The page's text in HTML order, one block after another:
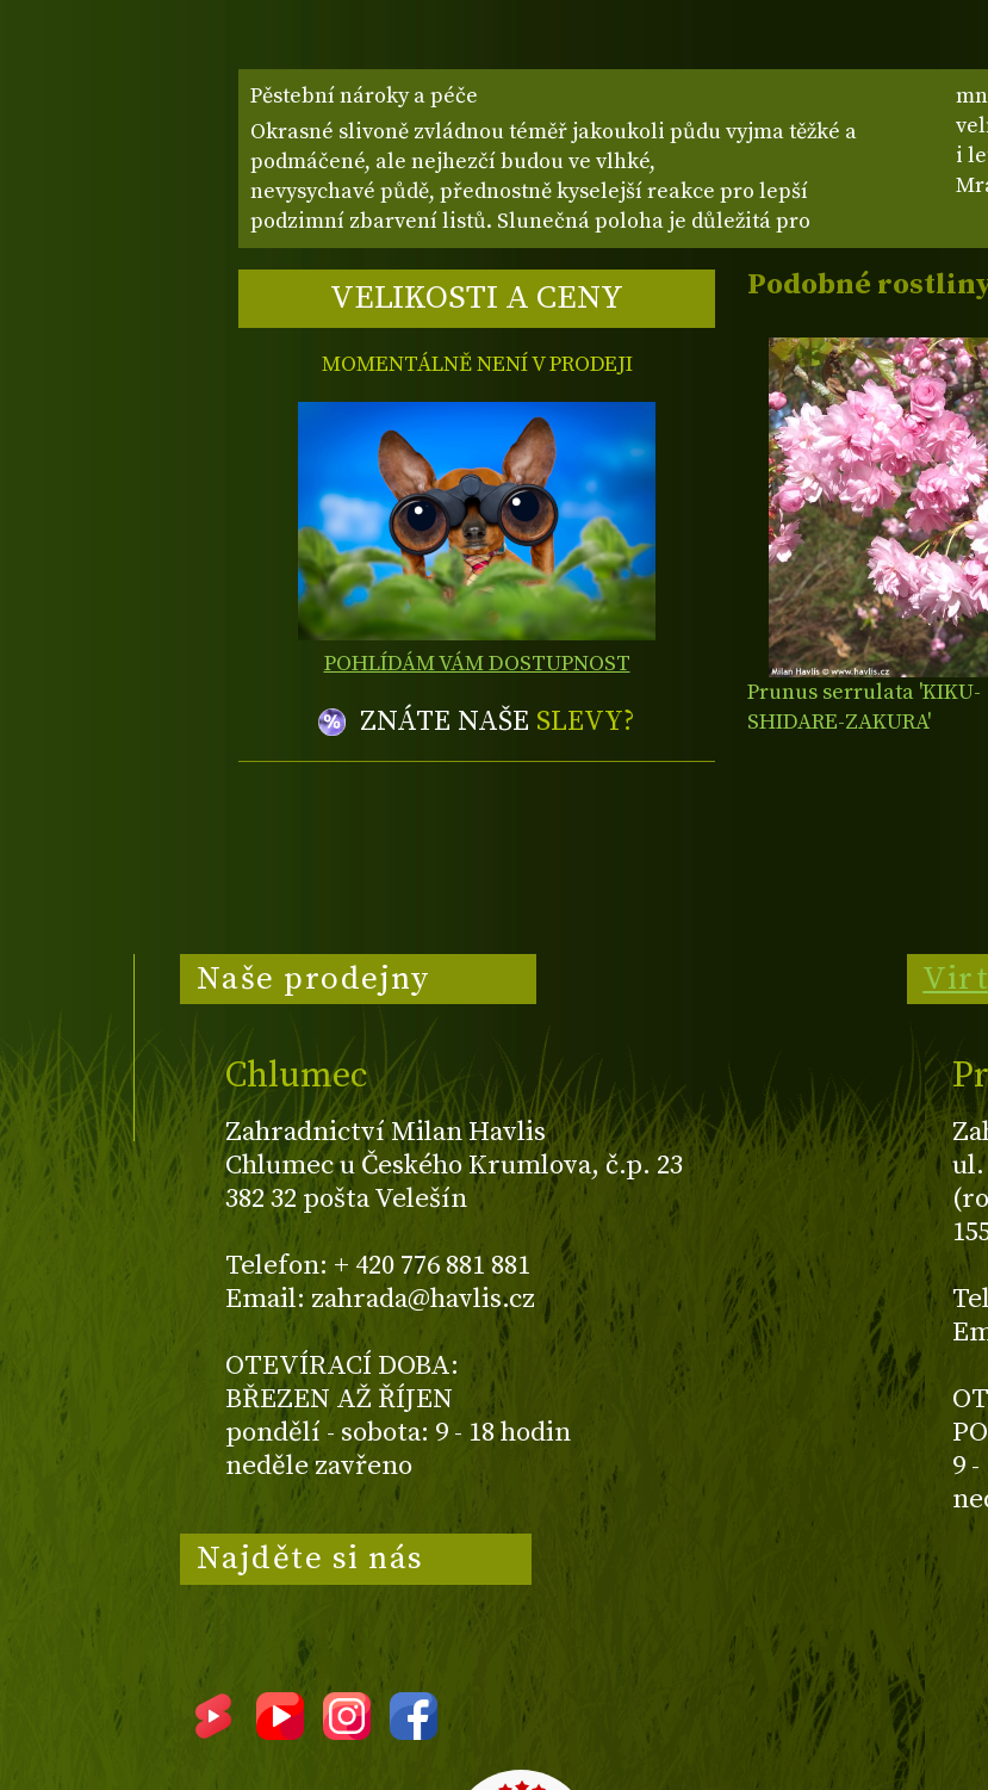
Pěstební nároky a péče
Okrasné slivoně zvládnou téměř jakoukoli půdu vyjma těžké a
podmáčené, ale nejhezčí budou ve vlhké,
nevysychavé půdě, přednostně kyselejší reakce pro lepší
podzimní zbarvení listů. Slunečná poloha je důležitá pro
i
VELIKOSTI A CENY
MOMENTÁLNĚ NENÍ V PRODEJI
POHLÍDÁM VÁM DOSTUPNOST
ZNÁTE NAŠE SLEVY?
Podobné
Prunus serrulata 'KIKU-
SHIDARE-ZAKURA'
Naše prodejny
Chlumec
Zahradnictví Milan Havlis
Chlumec u Českého Krumlova, č.p. 23
382 32 pošta Velešín
Telefon: + 420 776 881 881
Email: zahrada@havlis.cz
OTEVÍRACÍ DOBA:
BŘEZEN AŽ ŘÍJEN
pondělí - sobota: 9 - 18 hodin
neděle zavřeno
ul.
9
Najděte si nás